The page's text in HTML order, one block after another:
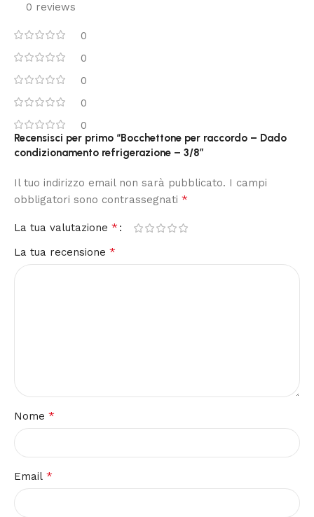
0 reviews
0
0
0
0
0
Recensisci per primo “Bocchettone per raccordo – Dado
condizionamento refrigerazione – 3/8”
Il tuo indirizzo email non sarà pubblicato. I campi
obbligatori sono contrassegnati *
La tua valutazione *
La tua recensione *
Nome *
Email *